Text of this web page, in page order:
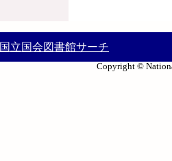
国立国会図書館サーチ
Copyright ©